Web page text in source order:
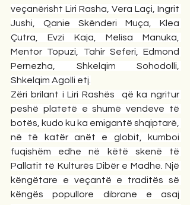
veçanërisht Liri Rasha, Vera Laçi, Ingrit
Jushi, Qanie Skënderi Muça, Klea
Çutra, Evzi Kaja, Melisa Manuka,
Mentor Topuzi, Tahir Seferi, Edmond
Pernezha, Shkelqim Sohodolli,
Shkelqim Agolli etj.
Zëri brilant i Liri Rashës  që ka ngritur
peshë platetë e shumë vendeve të
botës, kudo ku ka emigantë shqiptarë,
në të katër anët e globit, kumboi
fuqishëm edhe në këtë skenë të
Pallatit të Kulturës Dibër e Madhe. Një
këngëtare e veçantë e traditës së
këngës popullore dibrane e asaj